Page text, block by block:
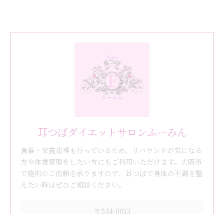
耳つぼダイエットサロンふーみん
食事・栄養指導も行っているため、リバウンドが気になる
方や体重管理をしたい方にもご利用いただけます。大阪市
で施術のご依頼を承りますので、耳つぼで身体の不調を整
えたい時はぜひご相談ください。
〒534-0013